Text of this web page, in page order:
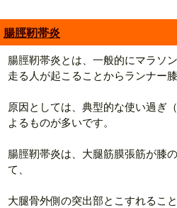
腸脛靭帯炎
腸脛靭帯炎とは、一般的にマラソ
走る人が起こることからランナー
原因としては、典型的な使い過ぎ
よるものが多いです。
腸脛靭帯炎は、大腿筋膜張筋が膝
て、
大腿骨外側の突出部とこすれるこ